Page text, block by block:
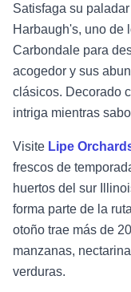
Satisfaga su
Harbaugh's, uno de
Carbondale para
acogedor y sus
clásicos. Decorado
intriga mientras
Visite Lipe
frescos de
huertos del sur
forma parte de la
otoño trae más de
manzanas,
verduras.